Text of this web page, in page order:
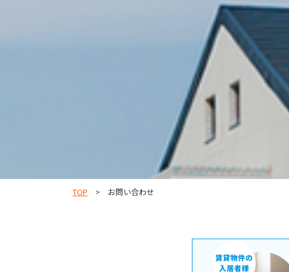
TOP お問い合わせ